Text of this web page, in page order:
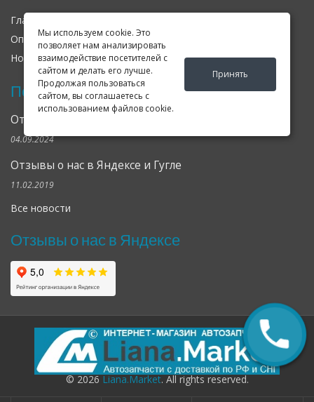
Мы используем cookie. Это
позволяет нам анализировать
взаимодействие посетителей с
сайтом и делать его лучше.
Продолжая пользоваться
сайтом, вы соглашаетесь с
использованием файлов cookie.
Принять
Главная
Оплата
Доставка
Новости
Оферта Соглашение
Последние новости
Открылся клубный сервис Geely в Петербурге
04.09.2024
Отзывы о нас в Яндексе и Гугле
11.02.2019
Все новости
Отзывы о нас в Яндексе
© 2026Liana.Market. All rights reserved.